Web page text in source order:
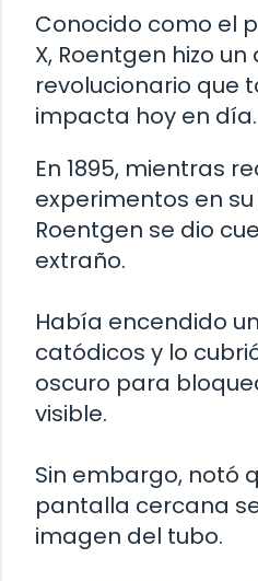
Conocido como el
X, Roentgen hizo
revolucionario que
impacta hoy en día.
En 1895, mientras
experimentos en
Roentgen se dio
extraño.
Había encendido
catódicos y lo
oscuro para
visible.
Sin embargo, notó
pantalla cercana
imagen del tubo.